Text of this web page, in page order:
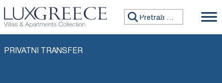
Preskoči na sadržaj
Tražiti:
PRIVATNI TRANSFER